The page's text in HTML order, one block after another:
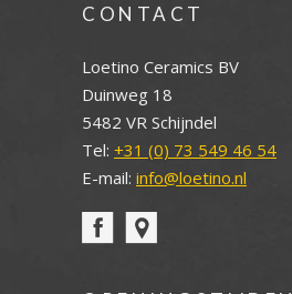
CONTACT
Loetino Ceramics BV
Duinweg 18
5482 VR Schijndel
Tel: +31 (0) 73 549 46 54
E-mail: info@loetino.nl